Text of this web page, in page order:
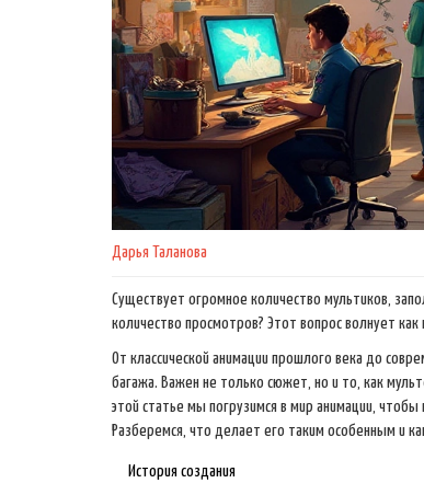
Дарья Таланова
Существует огромное количество мультиков,
количество просмотров? Этот вопрос волнует
От классической анимации прошлого века до
багажа. Важен не только сюжет, но и то, как
этой статье мы погрузимся в мир анимации,
Разберемся, что делает его таким особенным и
История создания